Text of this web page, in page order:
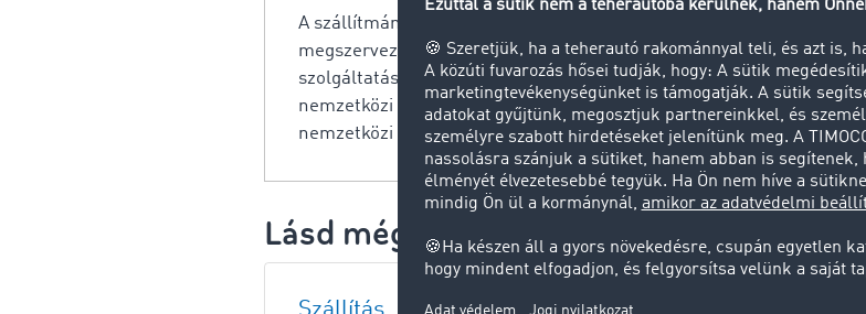
A szállítmányozás (v. spedíció) olyan vállalkozás, amely saját
megszervezi az áruk szállítását, anélkül, hogy ő maga végezné a
szolgáltatás az áruszállítás fajtájától függően lehet vasúti, közúti,
nemzetközi forgalomban megkülönböztetünk import-
nemzetközi szállítmányozást.
Lásd még: